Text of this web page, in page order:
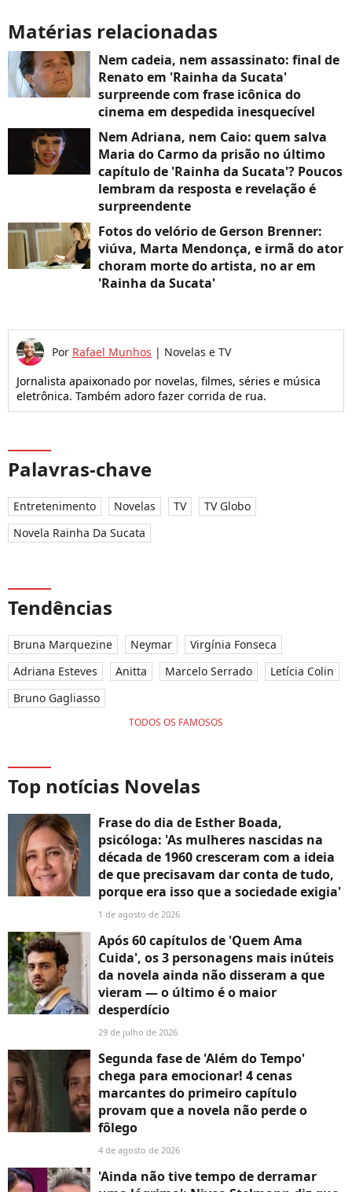
Matérias relacionadas
Nem cadeia, nem assassinato: final de
Renato em 'Rainha da Sucata'
surpreende com frase icônica do
cinema em despedida inesquecível
Nem Adriana, nem Caio: quem salva
Maria do Carmo da prisão no último
capítulo de 'Rainha da Sucata'? Poucos
lembram da resposta e revelação é
surpreendente
Fotos do velório de Gerson Brenner:
viúva, Marta Mendonça, e irmã do ator
choram morte do artista, no ar em
'Rainha da Sucata'
Por Rafael Munhos | Novelas e TV
Jornalista apaixonado por novelas, filmes, séries e música
eletrônica. Também adoro fazer corrida de rua.
Palavras-chave
Entretenimento Novelas TV
TV Globo
Novela Rainha Da Sucata
Tendências
Bruna Marquezine Neymar
Virgínia Fonseca
Adriana Esteves
Anitta Marcelo Serrado
Letícia Colin
Bruno Gagliasso
TODOS OS FAMOSOS
Top notícias Novelas
Frase do dia de Esther Boada,
psicóloga: 'As mulheres nascidas na
década de 1960 cresceram com a ideia
de que precisavam dar conta de tudo,
porque era isso que a sociedade exigia'
1 de agosto de 2026
Após 60 capítulos de 'Quem Ama
Cuida', os 3 personagens mais inúteis
da novela ainda não disseram a que
vieram — o último é o maior
desperdício
29 de julho de 2026
Segunda fase de 'Além do Tempo'
chega para emocionar! 4 cenas
marcantes do primeiro capítulo
provam que a novela não perde o
fôlego
4 de agosto de 2026
'Ainda não tive tempo de derramar